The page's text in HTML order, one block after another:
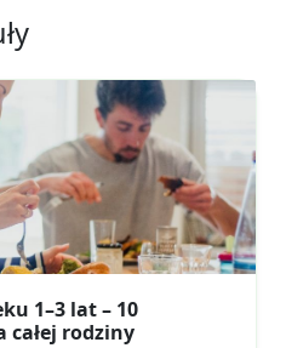
1–3 lat – 10
całej rodziny